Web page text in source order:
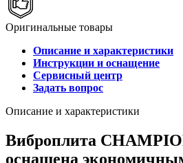
Оригинальные товары
Описание и характеристики
Инструкции и оснащение
Сервисный центр
Задать вопрос
Описание и характеристики
Виброплита
оснащена